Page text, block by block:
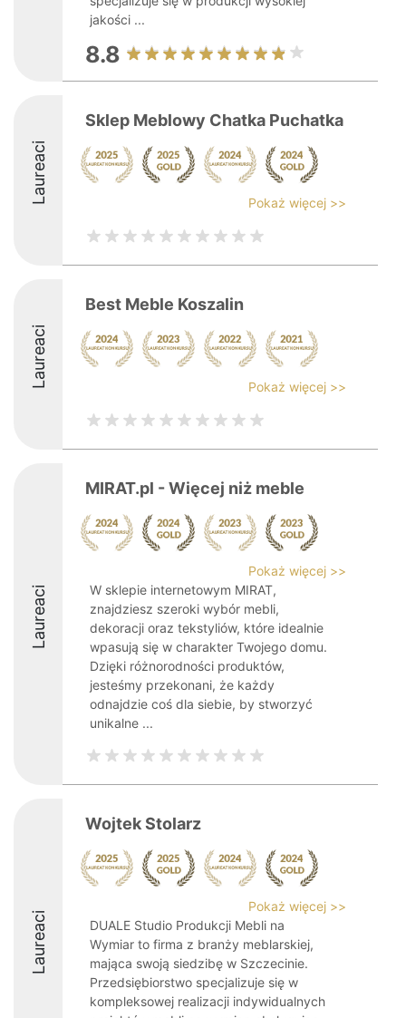
jakości ...
8.8
Laureaci
Sklep Meblowy Chatka Puchatka
Pokaż więcej >>
Laureaci
Best Meble Koszalin
Pokaż więcej >>
Laureaci
MIRAT.pl - Więcej niż meble
Pokaż więcej >>
W sklepie internetowym MIRAT,
znajdziesz szeroki wybór mebli,
dekoracji oraz tekstyliów, które idealnie
wpasują się w charakter Twojego domu.
Dzięki różnorodności produktów,
jesteśmy przekonani, że każdy
odnajdzie coś dla siebie, by stworzyć
unikalne ...
Laureaci
Wojtek Stolarz
Pokaż więcej >>
DUALE Studio Produkcji Mebli na
Wymiar to firma z branży meblarskiej,
mająca swoją siedzibę w Szczecinie.
Przedsiębiorstwo specjalizuje się w
kompleksowej realizacji indywidualnych